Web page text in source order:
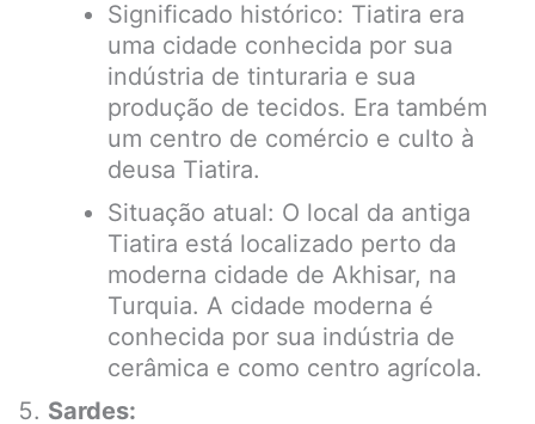
Significado histórico: Tiatira era
uma cidade conhecida por sua
indústria de tinturaria e sua
produção de tecidos. Era também
um centro de comércio e culto à
deusa Tiatira.
Situação atual: O local da antiga
Tiatira está localizado perto da
moderna cidade de Akhisar, na
Turquia. A cidade moderna é
conhecida por sua indústria de
cerâmica e como centro agrícola.
Sardes: